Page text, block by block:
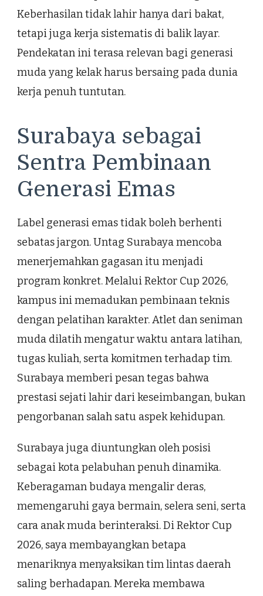
Keberhasilan tidak lahir hanya dari bakat,
tetapi juga kerja sistematis di balik layar.
Pendekatan ini terasa relevan bagi generasi
muda yang kelak harus bersaing pada dunia
kerja penuh tuntutan.
Surabaya sebagai
Sentra Pembinaan
Generasi Emas
Label generasi emas tidak boleh berhenti
sebatas jargon. Untag Surabaya mencoba
menerjemahkan gagasan itu menjadi
program konkret. Melalui Rektor Cup 2026,
kampus ini memadukan pembinaan teknis
dengan pelatihan karakter. Atlet dan seniman
muda dilatih mengatur waktu antara latihan,
tugas kuliah, serta komitmen terhadap tim.
Surabaya memberi pesan tegas bahwa
prestasi sejati lahir dari keseimbangan, bukan
pengorbanan salah satu aspek kehidupan.
Surabaya juga diuntungkan oleh posisi
sebagai kota pelabuhan penuh dinamika.
Keberagaman budaya mengalir deras,
memengaruhi gaya bermain, selera seni, serta
cara anak muda berinteraksi. Di Rektor Cup
2026, saya membayangkan betapa
menariknya menyaksikan tim lintas daerah
saling berhadapan. Mereka membawa